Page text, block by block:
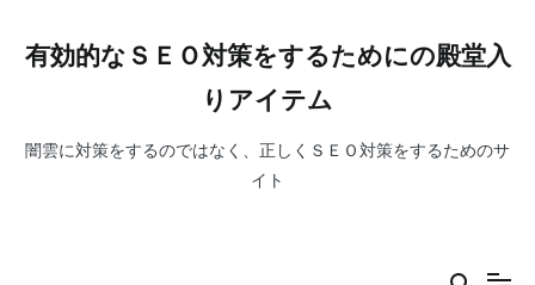
有効的なＳＥＯ対策をするためにの殿堂入
りアイテム
闇雲に対策をするのではなく、正しくＳＥＯ対策をするためのサ
イト